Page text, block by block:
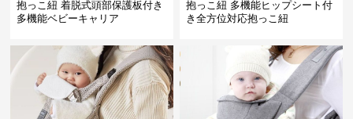
抱っこ紐 着脱式頭部保護板付き
多機能ベビーキャリア
抱っこ紐 多機能ヒップシート付
き全方位対応抱っこ紐